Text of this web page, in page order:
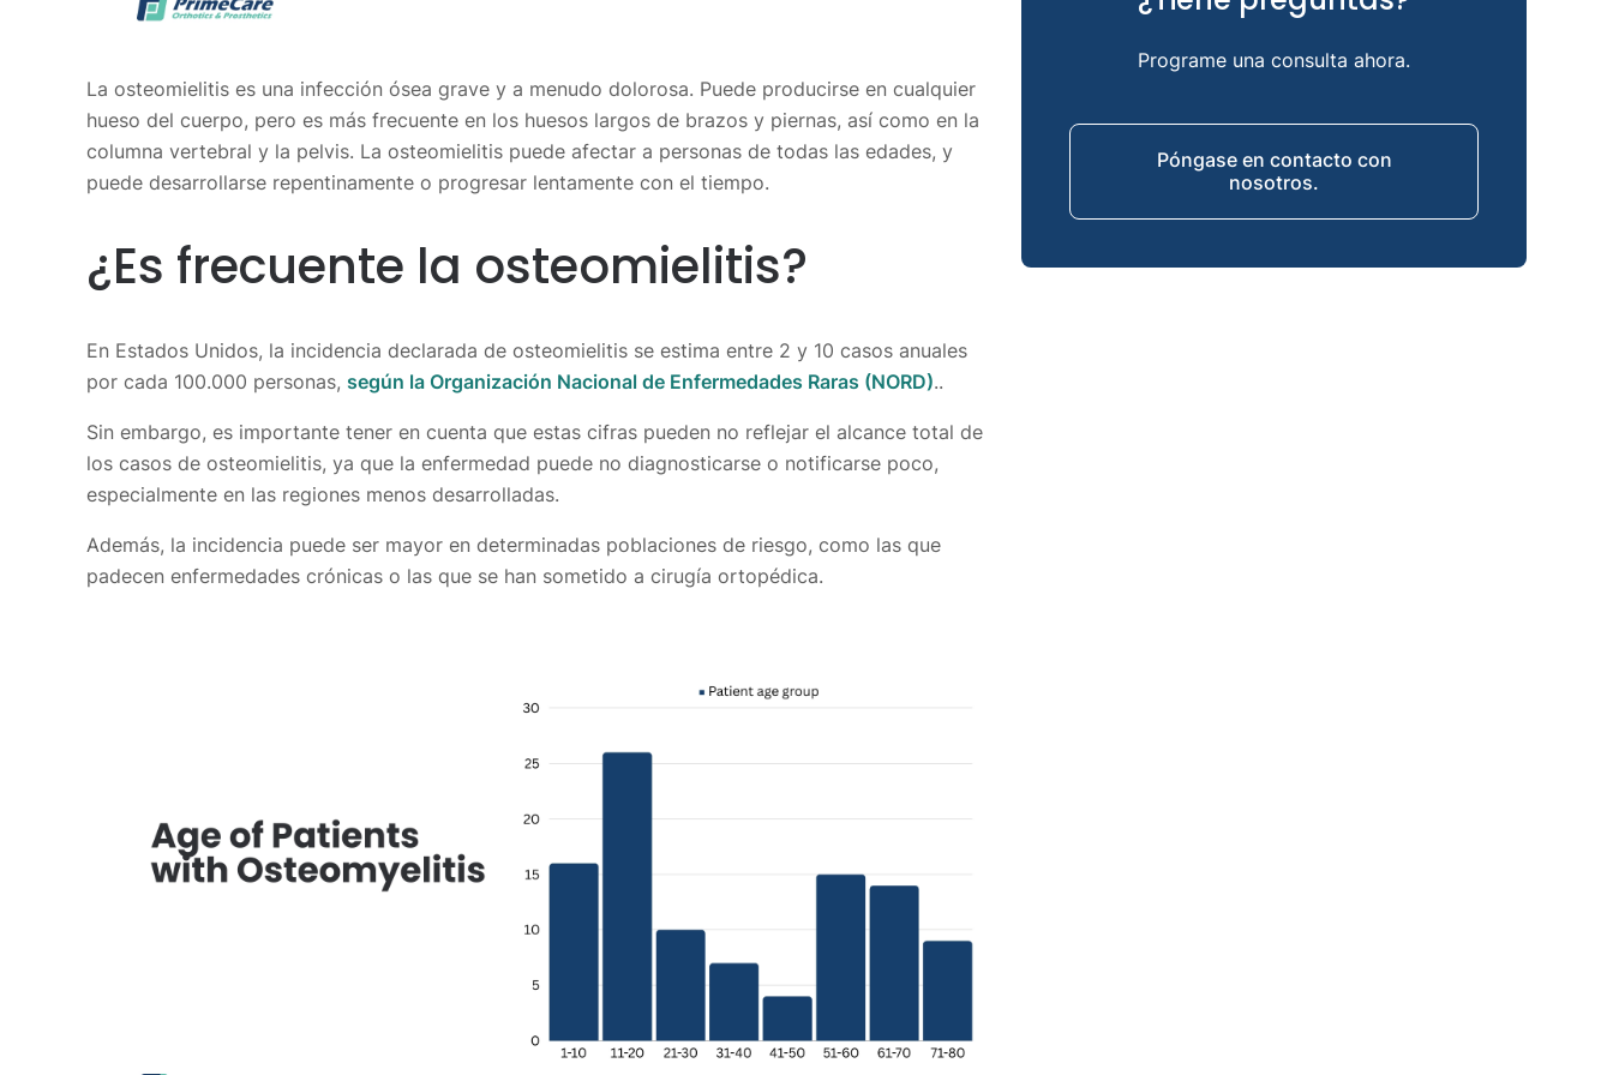
La osteomielitis es una infección ósea grave y a menudo dolorosa. Puede producirse en cualquier
hueso del cuerpo, pero es más frecuente en los huesos largos de brazos y piernas, así como en la
columna vertebral y la pelvis. La osteomielitis puede afectar a personas de todas las edades, y
puede desarrollarse repentinamente o progresar lentamente con el tiempo.
¿Es frecuente la osteomielitis?
En Estados Unidos, la incidencia declarada de osteomielitis se estima entre 2 y 10 casos anuales
por cada 100.000 personas, según la Organización Nacional de Enfermedades Raras (NORD)..
Sin embargo, es importante tener en cuenta que estas cifras pueden no reflejar el alcance total de
los casos de osteomielitis, ya que la enfermedad puede no diagnosticarse o notificarse poco,
especialmente en las regiones menos desarrolladas.
Además, la incidencia puede ser mayor en determinadas poblaciones de riesgo, como las que
padecen enfermedades crónicas o las que se han sometido a cirugía ortopédica.
osteomielitis?
Osteomielitis y amputación
Osteomielitis y prótesis
Programe una consulta ahora.
Póngase en contacto con
nosotros.